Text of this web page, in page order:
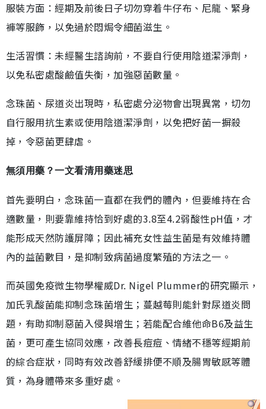
服裝方面：經期及前後日子切勿穿着牛仔布、尼龍、緊身
褲等服飾，以免過於悶焗令細菌滋生。
生活習慣：未經醫生諮詢前，不要自行使用陰道潔淨劑，
以免私密處酸鹼值失衡，加強惡菌數量。
念珠菌、尿道炎出現時，私密處分泌物會出現異常，切勿
自行服用抗生素或使用陰道潔淨劑，以免把好菌一摒殺
掉，令惡菌更肆虐。
無須用藥？一文看清用藥迷思
首先要明白，念珠菌一直都在我們的體內，但要維持在合
適數量，則要靠維持恰到好處的3.8至4.2弱酸性pH值，才
能形成天然防護屏障；因此補充女性益生菌是有效維持體
內的益菌數目，是抑制致病菌過度繁殖的方法之一。
而英國免疫微生物學權威Dr. Nigel Plummer的研究顯示，
加氏乳酸菌能抑制念珠菌增生；蔓越莓則能針對尿道炎問
題，有助抑制惡菌入侵與增生；若能配合維他命B6及益生
菌，更可產生協同效應，改善長痘痘、情緒不穩等經期前
的綜合症狀，同時有效改善舒緩排便不順及腸胃敏感等體
質，為身體帶來多重好處。